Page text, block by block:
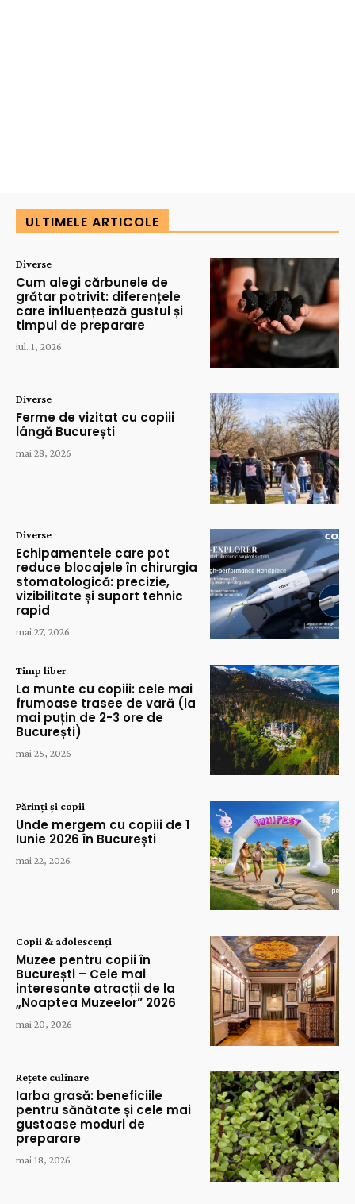
ULTIMELE ARTICOLE
Diverse
Cum alegi cărbunele de
grătar potrivit: diferențele
care influențează gustul și
timpul de preparare
iul. 1, 2026
Diverse
Ferme de vizitat cu copiii
lângă București
mai 28, 2026
Diverse
Echipamentele care pot
reduce blocajele în chirurgia
stomatologică: precizie,
vizibilitate și suport tehnic
rapid
mai 27, 2026
Timp liber
La munte cu copiii: cele mai
frumoase trasee de vară (la
mai puțin de 2-3 ore de
București)
mai 25, 2026
Părinți și copii
Unde mergem cu copiii de 1
Iunie 2026 în București
mai 22, 2026
Copii & adolescenți
Muzee pentru copii în
București – Cele mai
interesante atracții de la
„Noaptea Muzeelor” 2026
mai 20, 2026
Rețete culinare
Iarba grasă: beneficiile
pentru sănătate și cele mai
gustoase moduri de
preparare
mai 18, 2026